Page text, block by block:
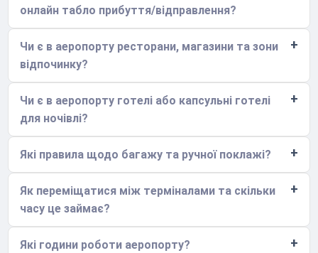
онлайн табло прибуття/відправлення?
Чи є в аеропорту ресторани, магазини та зони
відпочинку?
Чи є в аеропорту готелі або капсульні готелі
для ночівлі?
Які правила щодо багажу та ручної поклажі?
Як переміщатися між терміналами та скільки
часу це займає?
Які години роботи аеропорту?